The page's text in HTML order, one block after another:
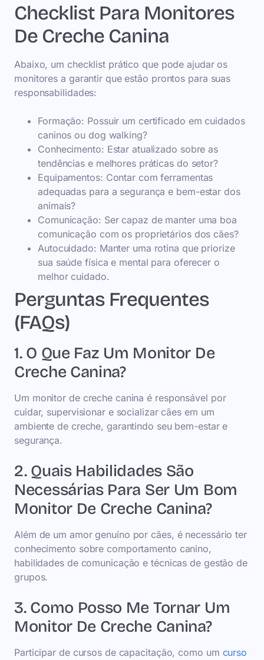
Checklist Para Monitores
De Creche Canina
Abaixo, um checklist prático que pode ajudar os
monitores a garantir que estão prontos para suas
responsabilidades:
Formação: Possuir um certificado em cuidados
caninos ou dog walking?
Conhecimento: Estar atualizado sobre as
tendências e melhores práticas do setor?
Equipamentos: Contar com ferramentas
adequadas para a segurança e bem-estar dos
animais?
Comunicação: Ser capaz de manter uma boa
comunicação com os proprietários dos cães?
Autocuidado: Manter uma rotina que priorize
sua saúde física e mental para oferecer o
melhor cuidado.
Perguntas Frequentes
(FAQs)
1. O Que Faz Um Monitor De
Creche Canina?
Um monitor de creche canina é responsável por
cuidar, supervisionar e socializar cães em um
ambiente de creche, garantindo seu bem-estar e
segurança.
2. Quais Habilidades São
Necessárias Para Ser Um Bom
Monitor De Creche Canina?
Além de um amor genuíno por cães, é necessário ter
conhecimento sobre comportamento canino,
habilidades de comunicação e técnicas de gestão de
grupos.
3. Como Posso Me Tornar Um
Monitor De Creche Canina?
Participar de cursos de capacitação, como um curso